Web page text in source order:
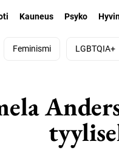
Kauneus Psyko
Feminismi LGBTQIA+